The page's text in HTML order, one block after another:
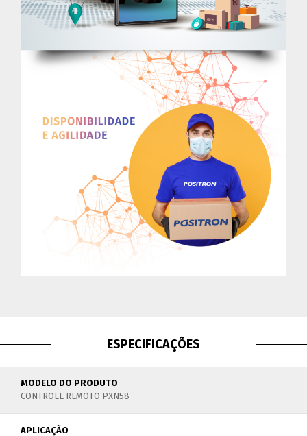
ESPECIFICAÇÕES
MODELO DO PRODUTO
CONTROLE REMOTO PXN58
APLICAÇÃO